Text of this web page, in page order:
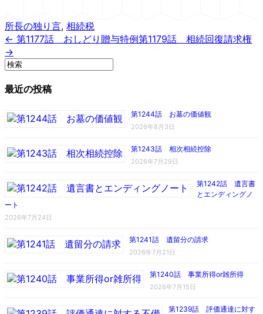
所長の独り言, 相続税
← 第1177話 おしどり贈与特例第1179話 相続回復請求権
→
最近の投稿
第1244話 お墓の価値観
2026年8月3日
第1243話 相次相続控除
2026年7月29日
第1242話 遺言書
とエンディングノ
ート
2026年7月24日
第1241話 遺留分の請求
2026年7月21日
第1240話 事業所得or雑所得
2026年7月15日
第1239話 評価通達に対す